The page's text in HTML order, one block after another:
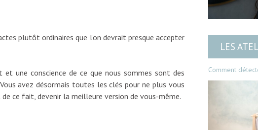
plutôt ordinaires que l’on devrait presque accepter
et une conscience de ce que nous sommes sont des
avez désormais toutes les clés pour ne plus vous
ce fait, devenir la meilleure version de vous-même.
LES
Comment